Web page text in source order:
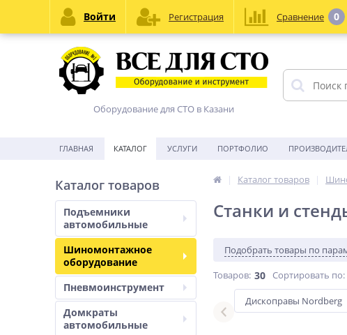
Оборудование для СТО в Казани
ГЛАВНАЯ КАТАЛОГ УСЛУГИ ПОРТФОЛИО
Каталог товаров
Подъемники
автомобильные
Шиномонтажное
оборудование
Пневмоинструмент
Домкраты
автомобильные
Каталог товаров
Станки и
Подобрать товары по
Товаров: 30 Сортировать по:
Дископравы для правки
литых дисков
Дископравы Nordberg
Войти Регистрация Сравнение 0